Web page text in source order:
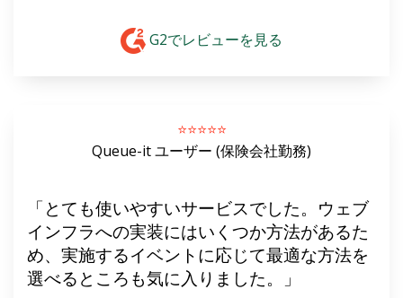
G2でレビューを見る
⭐️⭐️⭐️⭐️⭐️
Queue-it ユーザー (保険会社勤務)
「とても使いやすいサービスでした。ウェブ
インフラへの実装にはいくつか方法があるた
め、実施するイベントに応じて最適な方法を
選べるところも気に入りました。」